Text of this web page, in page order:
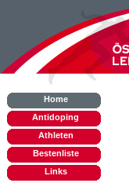
Home
Antidoping
Athleten
Bestenliste
Links